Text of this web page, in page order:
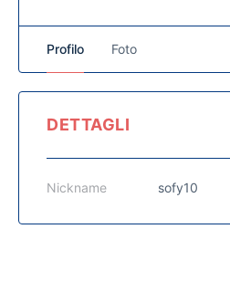
Profilo Foto
DETTAGLI
Nickname sofy10